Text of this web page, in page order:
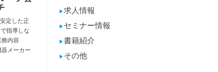
定した正
指導しな
務内容
メーカー
▶求人情報
▶ セミナー情報
▶書籍紹介
▶ その他